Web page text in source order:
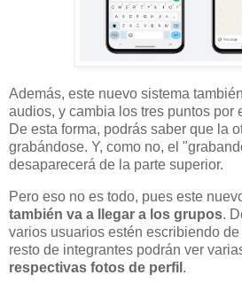
Además, este nuevo sistema
audios, y cambia los tres puntos por
De esta forma, podrás saber que la
grabándose. Y, como no, el
desaparecerá de la parte superior.
Pero eso no es todo, pues este
también va a llegar a los grupos.
varios usuarios estén escribiendo de
resto de integrantes podrán ver
respectivas fotos de perfil .